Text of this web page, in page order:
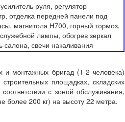
руля, регулятор
отделка передней панели под
магнитола Н700, горный тормоз,
лампы, обогрев зеркал
салона, свечи накаливания
и монтажных бригад (1-2 человека)
площадках, складских
с зоной обслуживания,
более 200 кг) на высоту 22 метра.